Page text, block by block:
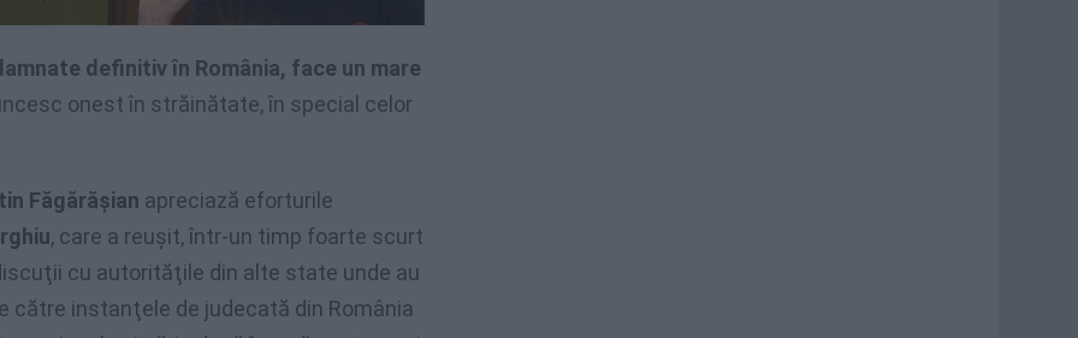
definitiv în România, face un mare
onest în străinătate, în special celor
Făgărăşian apreciază eforturile
, care a reuşit, într-un timp foarte scurt
cu autorităţile din alte state unde au
către instanţele de judecată din România